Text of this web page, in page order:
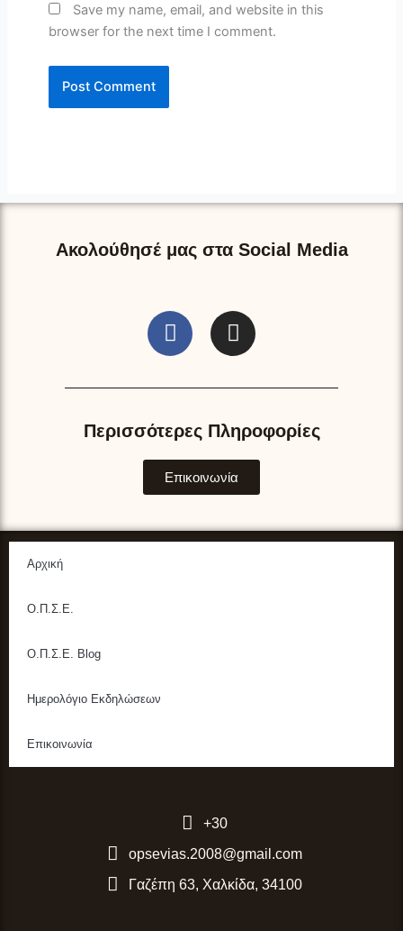
Save my name, email, and website in this
browser for the next time I comment.
Ακολούθησέ μας στα Social Media
F
a
e
o
o
k
I
n
t
g
r
a
m
Περισσότερες Πληροφορίες
Επικοινωνία
Αρχική
Ο.Π.Σ.Ε.
Ο.Π.Σ.Ε. Blog
Ημερολόγιο Εκδηλώσεων
Επικοινωνία
+30
opsevias.2008@gmail.com
Γαζέπη 63, Χαλκίδα, 34100